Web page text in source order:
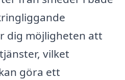
dig möjligheten att
vilket
göra ett